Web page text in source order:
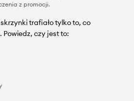
z promocji.
trafiało tylko to, co
czy jest to: